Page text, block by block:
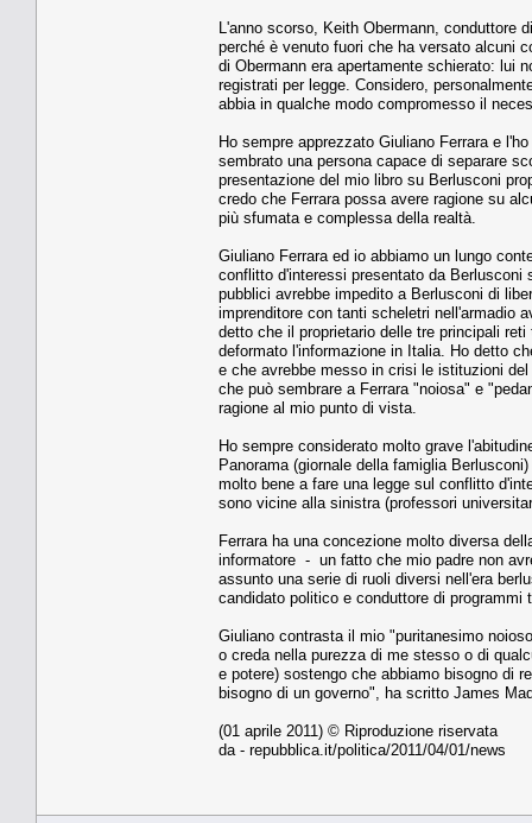
L'anno scorso, Keith Obermann, conduttore
perché è venuto fuori che ha versato alcuni
di Obermann era apertamente schierato: lui
registrati per legge. Considero,
abbia in qualche modo compromesso il
Ho sempre apprezzato Giuliano Ferrara e
sembrato una persona capace di separare
presentazione del mio libro su Berlusconi
credo che Ferrara possa avere ragione su
più sfumata e complessa della realtà.
Giuliano Ferrara ed io abbiamo un lungo
conflitto d'interessi presentato da
pubblici avrebbe impedito a Berlusconi di
imprenditore con tanti scheletri nell'armadio
detto che il proprietario delle tre principali
deformato l'informazione in Italia. Ho detto
e che avrebbe messo in crisi le istituzioni
che può sembrare a Ferrara "noiosa" e
ragione al mio punto di vista.
Ho sempre considerato molto grave
Panorama (giornale della famiglia
molto bene a fare una legge sul conflitto
sono vicine alla sinistra (professori
Ferrara ha una concezione molto diversa
informatore - un fatto che mio padre non
assunto una serie di ruoli diversi nell'era
candidato politico e conduttore di programmi
Giuliano contrasta il mio "puritanesimo
o creda nella purezza di me stesso o di
e potere) sostengo che abbiamo bisogno di
bisogno di un governo", ha scritto James
(01 aprile 2011) © Riproduzione riservata
da - repubblica.it/politica/2011/04/01/news